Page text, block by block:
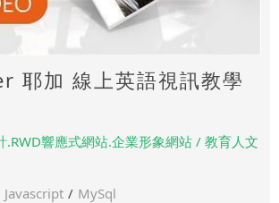
耶加 線上英語視訊教學
.RWD響應式網站.企業形象網站 / 教育人文
Javascript / MySql